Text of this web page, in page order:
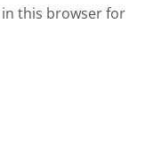
in this browser for